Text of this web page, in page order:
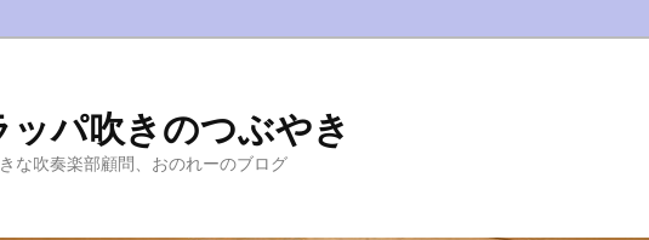
ッパ吹きのつぶやき
な吹奏楽部顧問、おのれーのブログ